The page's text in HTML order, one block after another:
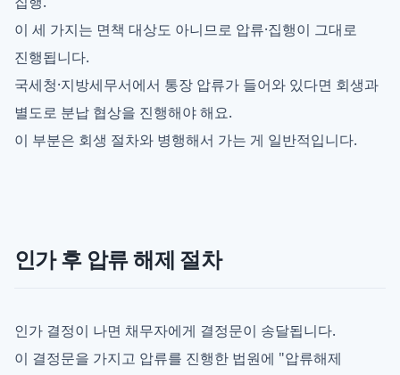
이 세 가지는 면책 대상도 아니므로 압류·집행이 그대로
진행됩니다.
국세청·지방세무서에서 통장 압류가 들어와 있다면 회생과
별도로 분납 협상을 진행해야 해요.
이 부분은 회생 절차와 병행해서 가는 게 일반적입니다.
인가 후 압류 해제 절차
인가 결정이 나면 채무자에게 결정문이 송달됩니다.
이 결정문을 가지고 압류를 진행한 법원에 "압류해제